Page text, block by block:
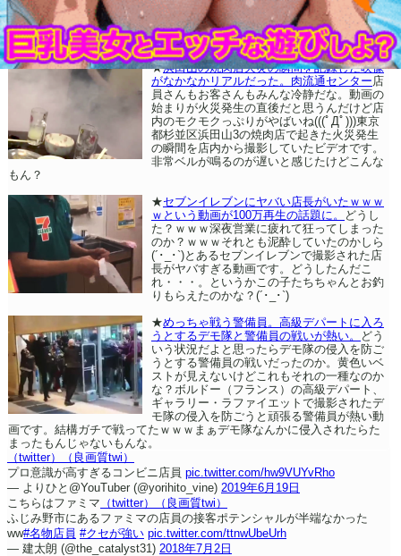
★浜田山の焼肉店火災の瞬間を記録した映像
がなかなかリアルだった。肉流通センター 店
員さんもお客さんもみんな冷静だな。動画の
始まりが火災発生の直後だと思うんだけど店
内のモクモクっぷりがやばいね(((ﾟДﾟ)))東京
都杉並区浜田山3の焼肉店で起きた火災発生
の瞬間を店内から撮影していたビデオです。
非常ベルが鳴るのが遅いと感じたけどこんな
もん？
★セブンイレブンにヤバい店長がいたｗｗｗ
ｗという動画が100万再生の話題に。
どうし
た？ｗｗｗ深夜営業に疲れて狂ってしまった
のか？ｗｗｗそれとも泥酔していたのかしら
(´･_･`)とあるセブンイレブンで撮影された店
長がヤバすぎる動画です。どうしたんだこ
れ・・・。というかこの子たちちゃんとお釣
りもらえたのかな？(´･_･`)
★めっちゃ戦う警備員。高級デパートに入ろ
うとするデモ隊と警備員の戦いが熱い。
どう
いう状況だよと思ったらデモ隊の侵入を防ご
うとする警備員の戦いだったのか。黄色いベ
ストが見えないけどこれもそれの一種なのか
な？ボルドー（フランス）の高級デパート、
ギャラリー・ラファイエットで撮影されたデ
モ隊の侵入を防ごうと頑張る警備員が熱い動
画です。結構ガチで戦ってたｗｗｗまぁデモ隊なんかに侵入されたらた
まったもんじゃないもんな。
（twitter）
（良画質twi）
プロ意識が高すぎるコンビニ店員 pic.twitter.com/hw9VUYvRho
— よりひと@YouTuber (@yorihito_vine) 2019年6月19日
こちらはファミマ （twitter）
（良画質twi）
ふじみ野市にあるファミマの店員の接客ポテンシャルが半端なかった
ww#名物店員 #クセが強い pic.twitter.com/ttnwUbeUrh
— 建太朗 (@the_catalyst31) 2018年7月2日